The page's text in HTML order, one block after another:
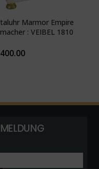
Marmor Empire
: VEIBEL 1810